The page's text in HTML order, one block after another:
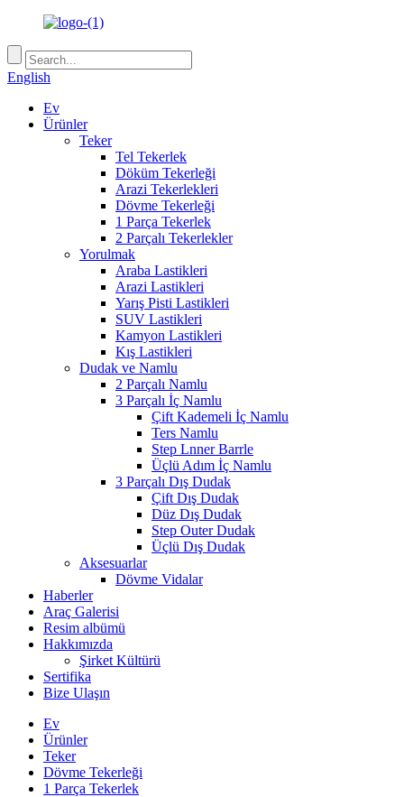
English
Ev
Ürünler
Teker
Tel Tekerlek
Döküm Tekerleği
Arazi Tekerlekleri
Dövme Tekerleği
1 Parça Tekerlek
2 Parçalı Tekerlekler
Yorulmak
Araba Lastikleri
Arazi Lastikleri
Yarış Pisti Lastikleri
SUV Lastikleri
Kamyon Lastikleri
Kış Lastikleri
Dudak ve Namlu
2 Parçalı Namlu
3 Parçalı İç Namlu
Çift Kademeli İç Namlu
Ters Namlu
Step Lnner Barrle
Üçlü Adım İç Namlu
3 Parçalı Dış Dudak
Çift Dış Dudak
Düz Dış Dudak
Step Outer Dudak
Üçlü Dış Dudak
Aksesuarlar
Dövme Vidalar
Haberler
Araç Galerisi
Resim albümü
Hakkımızda
Şirket Kültürü
Sertifika
Bize Ulaşın
Ev
Ürünler
Teker
Dövme Tekerleği
1 Parça Tekerlek